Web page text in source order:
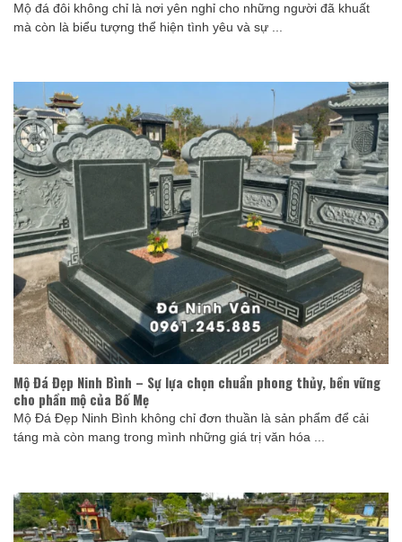
Mộ đá đôi không chỉ là nơi yên nghỉ cho những người đã khuất
mà còn là biểu tượng thể hiện tình yêu và sự ...
Mộ Đá Đẹp Ninh Bình – Sự lựa chọn chuẩn phong thủy, bền vững
cho phần mộ của Bố Mẹ
Mộ Đá Đẹp Ninh Bình không chỉ đơn thuần là sản phẩm để cải
táng mà còn mang trong mình những giá trị văn hóa ...